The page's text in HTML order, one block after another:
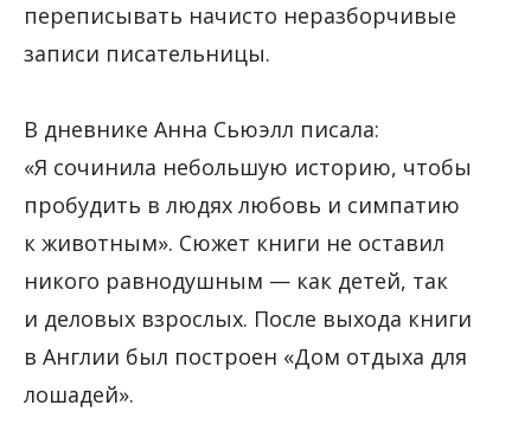
переписывать начисто неразборчивые
записи писательницы.
В дневнике Анна Сьюэлл писала:
«Я сочинила небольшую историю, чтобы
пробудить в людях любовь и симпатию
к животным». Сюжет книги не оставил
никого равнодушным — как детей, так
и деловых взрослых. После выхода книги
в Англии был построен «Дом отдыха для
лошадей».